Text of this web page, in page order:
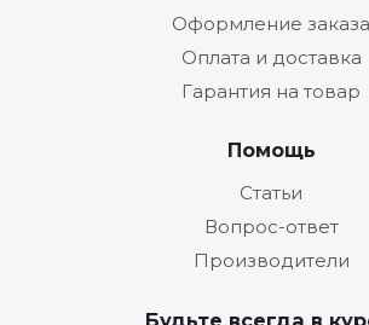
Оформление заказа
Оплата и доставка
Гарантия на товар
Помощь
Статьи
Вопрос-ответ
Производители
Будьте всегда в